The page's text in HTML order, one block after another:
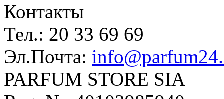
Контакты
Тел.: 20 33 69 69
Эл.Почта:
PARFUM STORE SIA